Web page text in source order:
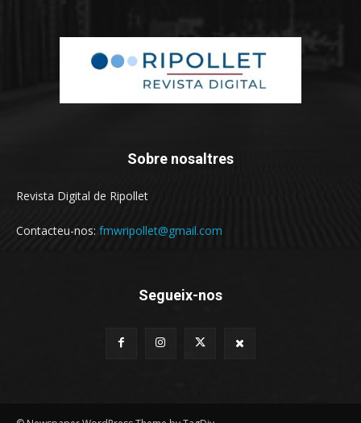
Sobre nosaltres
Revista Digital de Ripollet
Contacteu-nos: fmwripollet@gmail.com
Segueix-nos